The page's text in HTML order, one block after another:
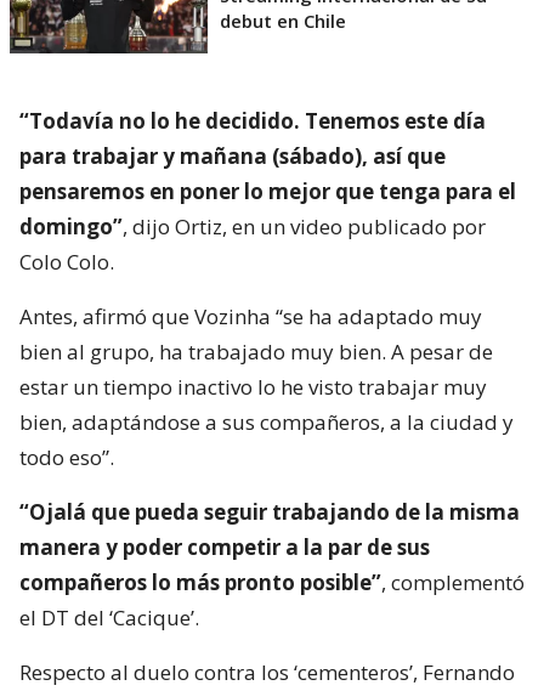
debut en Chile
“Todavía no lo he decidido. Tenemos este día
para trabajar y mañana (sábado), así que
pensaremos en poner lo mejor que tenga para el
domingo”, dijo Ortiz, en un video publicado por
Colo Colo.
Antes, afirmó que Vozinha “se ha adaptado muy
bien al grupo, ha trabajado muy bien. A pesar de
estar un tiempo inactivo lo he visto trabajar muy
bien, adaptándose a sus compañeros, a la ciudad y
todo eso”.
“Ojalá que pueda seguir trabajando de la misma
manera y poder competir a la par de sus
compañeros lo más pronto posible”, complementó
el DT del ‘Cacique’.
Respecto al duelo contra los ‘cementeros’, Fernando